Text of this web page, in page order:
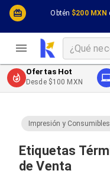
Obtén $200 MXN
Cómputo y Hardware
Desktop y Portátiles
Impresión y
Celulares y Telefonía
Energía
Cómputo y Hardware
Cables
Cables PC
Cables PC USB
Cables PC Serial
Cables PC SATA /
Cables PC SAS
Cables PC VGA / HD15
Cables de Audio /
Cables de Audio /
Cables de Audio /
Cables de Audio /
Ofertas Hot
Desde $100 MXN
Impresión y Consumibles
Etiquetas
de Venta